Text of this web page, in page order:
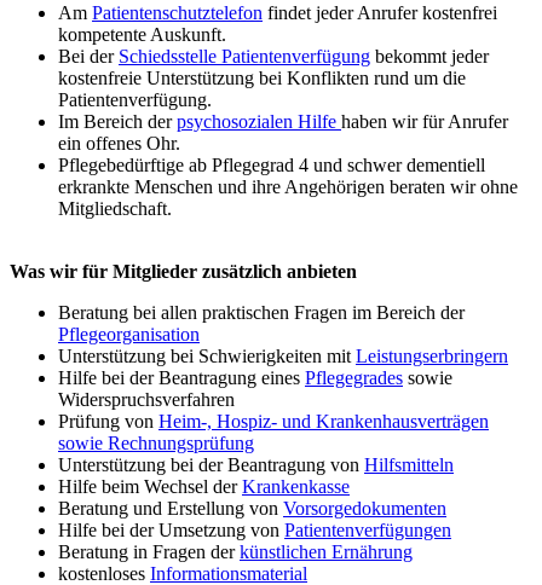
Am Patientenschutztelefon findet jeder Anrufer kostenfrei
kompetente Auskunft.
Bei der Schiedsstelle Patientenverfügung bekommt jeder
kostenfreie Unterstützung bei Konflikten rund um die
Patientenverfügung.
Im Bereich derpsychosozialen Hilfe haben wir für Anrufer
ein offenes Ohr.
Pflegebedürftige ab Pflegegrad 4 und schwer dementiell
erkrankte Menschen und ihre Angehörigen beraten wir ohne
Mitgliedschaft.
Was wir für Mitglieder zusätzlich anbieten
Beratung bei allen praktischen Fragen im Bereich der
Pflegeorganisation
Unterstützung bei Schwierigkeiten mit Leistungserbringern
Hilfe bei der Beantragung eines Pflegegrades sowie
Widerspruchsverfahren
Prüfung von Heim-, Hospiz- und Krankenhausverträgen
sowie Rechnungsprüfung
Unterstützung bei der Beantragung von Hilfsmitteln
Hilfe beim Wechsel derKrankenkasse
Beratung und Erstellung von Vorsorgedokumenten
Hilfe bei der Umsetzung von Patientenverfügungen
Beratung in Fragen derkünstlichen Ernährung
kostenloses Informationsmaterial